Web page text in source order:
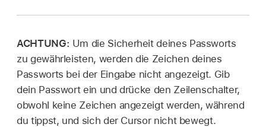
ACHTUNG: Um die Sicherheit deines Passworts
zu gewährleisten, werden die Zeichen deines
Passworts bei der Eingabe nicht angezeigt. Gib
dein Passwort ein und drücke den Zeilenschalter,
obwohl keine Zeichen angezeigt werden, während
du tippst, und sich der Cursor nicht bewegt.